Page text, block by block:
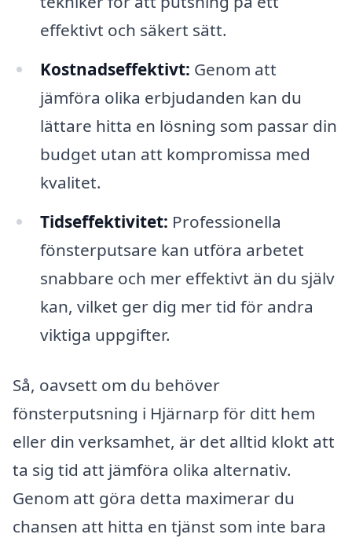
effektivt och säkert sätt.
Kostnadseffektivt: Genom att
jämföra olika erbjudanden kan du
lättare hitta en lösning som passar din
budget utan att kompromissa med
kvalitet.
Tidseffektivitet: Professionella
fönsterputsare kan utföra arbetet
snabbare och mer effektivt än du själv
kan, vilket ger dig mer tid för andra
viktiga uppgifter.
Så, oavsett om du behöver
fönsterputsning i Hjärnarp för ditt hem
eller din verksamhet, är det alltid klokt att
ta sig tid att jämföra olika alternativ.
Genom att göra detta maximerar du
chansen att hitta en tjänst som inte bara